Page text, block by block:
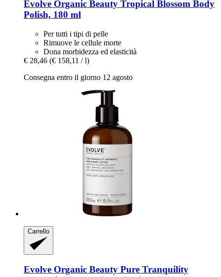
Evolve Organic Beauty Tropical Blossom Body
Polish, 180 ml
Per tutti i tipi di pelle
Rimuove le cellule morte
Dona morbidezza ed elasticità
€ 28,46 (€ 158,11 / l)
Consegna entro il giorno 12 agosto
Carrello
Evolve Organic Beauty Pure Tranquility